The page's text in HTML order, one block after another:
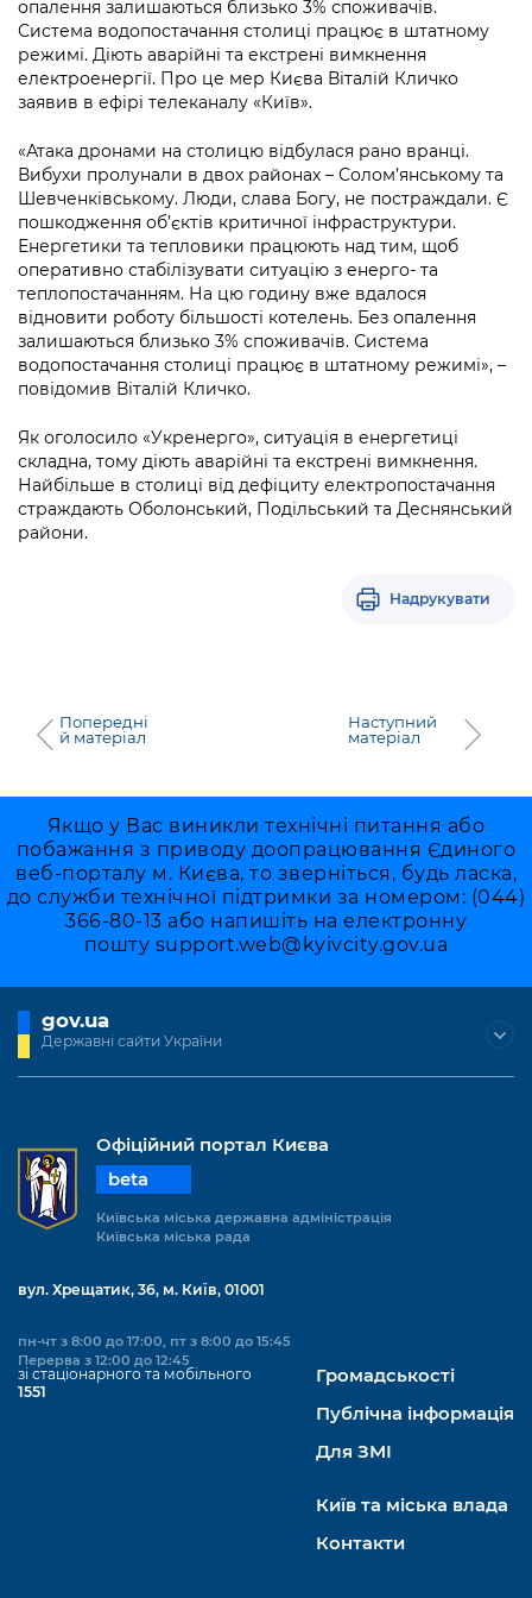
Підприємства, установи, організації
Kyiv International Relations
Річні звіти
Гендерна політика
Безбар'єрність
Київська міська військова адміністрація
Портал Захисників та Захисниць
Безбар'єрність
Міський застосунок Київ Цифровий
Важливе під час воєнного стану
Уряд» – місцевий рівень»
Важливе під час воєнного стану
Про відкриті дані
Портал даних Києва
опалення залишаються близько 3% споживачів.
Система водопостачання столиці працює в штатному
режимі. Діють аварійні та екстрені вимкнення
електроенергії. Про це мер Києва Віталій Кличко
заявив в ефірі телеканалу «Київ».
«Атака дронами на столицю відбулася рано вранці.
Вибухи пролунали в двох районах – Солом’янському та
Шевченківському. Люди, слава Богу, не постраждали. Є
пошкодження об’єктів критичної інфраструктури.
Енергетики та тепловики працюють над тим, щоб
оперативно стабілізувати ситуацію з енерго- та
теплопостачанням. На цю годину вже вдалося
відновити роботу більшості котелень. Без опалення
залишаються близько 3% споживачів. Система
водопостачання столиці працює в штатному режимі», –
повідомив Віталій Кличко.
Як оголосило «Укренерго», ситуація в енергетиці
складна, тому діють аварійні та екстрені вимкнення.
Найбільше в столиці від дефіциту електропостачання
страждають Оболонський, Подільський та Деснянський
райони.
Надрукувати
Попередні
й матеріал
Наступний
матеріал
Якщо у Вас виникли технічні питання або
побажання з приводу доопрацювання Єдиного
веб-порталу м. Києва, то зверніться, будь ласка,
до служби технічної підтримки за номером: (044)
366-80-13 або напишіть на електронну
пошту support.web@kyivcity.gov.ua
gov.ua
Державні сайти України
Офіційний портал Києва
beta
Київська міська державна адміністрація
Київська міська рада
вул. Хрещатик, 36, м. Київ, 01001
пн-чт з 8:00 до 17:00, пт з 8:00 до 15:45
Перерва з 12:00 до 12:45
зі стаціонарного та мобільного
1551
Громадськості
Публічна інформація
Для ЗМІ
Київ та міська влада
Контакти